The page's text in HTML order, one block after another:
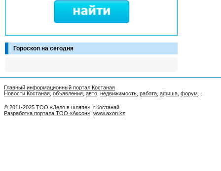
Гороскоп на сегодня
Главный информационный портал Костаная
Новости Костаная объявления авто недвижимость работа афиша форум
© 2011-2025 ТОО «Дело в шляпе», г.Костанай
Разработка портала ТОО «Аксон» www.axon.kz